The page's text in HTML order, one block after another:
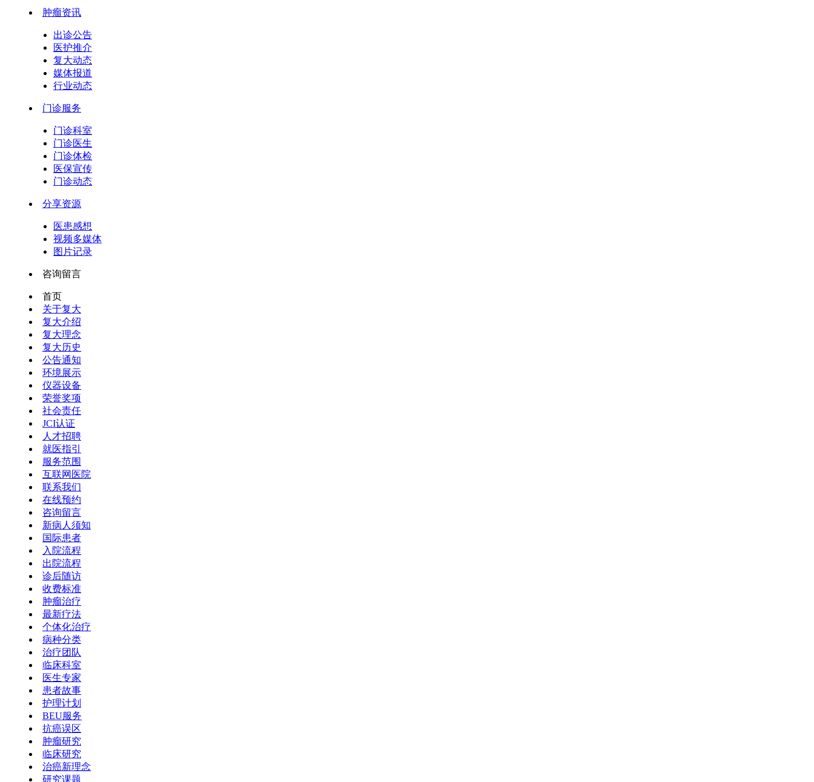
肿瘤资讯
出诊公告
医护推介
复大动态
媒体报道
行业动态
门诊服务
门诊科室
门诊医生
门诊体检
医保宣传
门诊动态
分享资源
医患感想
视频多媒体
图片记录
咨询留言
首页
关于复大
复大介绍
复大理念
复大历史
公告通知
环境展示
仪器设备
荣誉奖项
社会责任
JCI认证
人才招聘
就医指引
服务范围
互联网医院
联系我们
在线预约
咨询留言
新病人须知
国际患者
入院流程
出院流程
诊后随访
收费标准
肿瘤治疗
最新疗法
个体化治疗
病种分类
治疗团队
临床科室
医生专家
患者故事
护理计划
BEU服务
抗癌误区
肿瘤研究
临床研究
治癌新理念
研究课题